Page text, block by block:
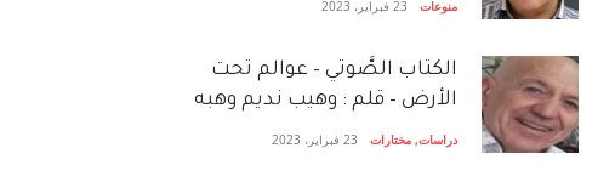
منوعات 23 فبراير، 2023
الكتاب الصَّوتي – عوالم تحت
الأرض – قلم : وهيب نديم وهبه
دراسات, مختارات 23 فبراير، 2023